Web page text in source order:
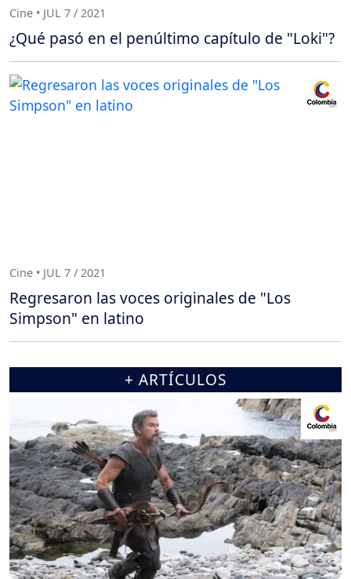
Cine • JUL 7 / 2021
¿Qué pasó en el penúltimo capítulo de "Loki"?
Cine • JUL 7 / 2021
Regresaron las voces originales de "Los
Simpson" en latino
+ ARTÍCULOS